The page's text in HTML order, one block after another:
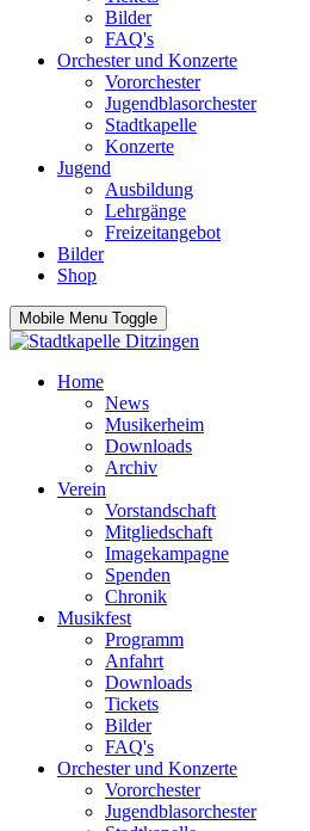
Bilder
FAQ's
Orchester und Konzerte
Vororchester
Jugendblasorchester
Stadtkapelle
Konzerte
Jugend
Ausbildung
Lehrgänge
Freizeitangebot
Bilder
Shop
Mobile Menu Toggle
Home
News
Musikerheim
Downloads
Archiv
Verein
Vorstandschaft
Mitgliedschaft
Imagekampagne
Spenden
Chronik
Musikfest
Programm
Anfahrt
Downloads
Tickets
Bilder
FAQ's
Orchester und Konzerte
Vororchester
Jugendblasorchester